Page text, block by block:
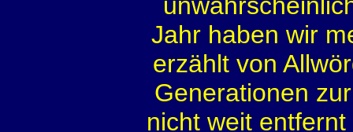
Jahr haben wir
erzählt von
Generationen
nicht weit